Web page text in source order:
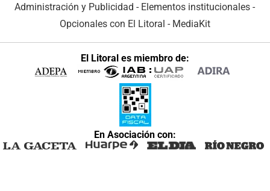
Administración y Publicidad - Elementos institucionales -
Opcionales con El Litoral - MediaKit
El Litoral es miembro de:
En Asociación con: